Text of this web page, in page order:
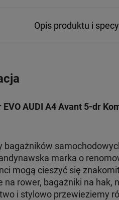
Opis produktu i
AUDI A4 Avant 5-dr
bagażników
marka o
mogą cieszyć się
rower, bagażniki na hak,
i stylowo przewieziemy